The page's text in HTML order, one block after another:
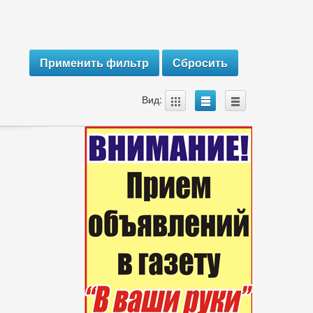
Вид: A B C